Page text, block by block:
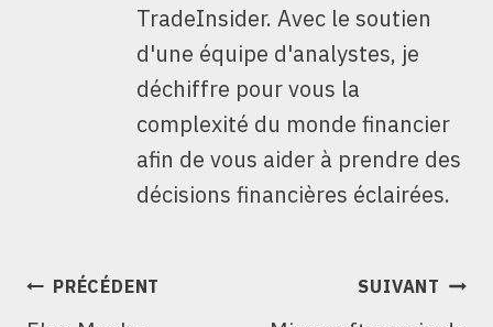
TradeInsider. Avec le soutien
d'une équipe d'analystes, je
déchiffre pour vous la
complexité du monde financier
afin de vous aider à prendre des
décisions financières éclairées.
NAVIGATION
PRÉCÉDENT SUIVANT